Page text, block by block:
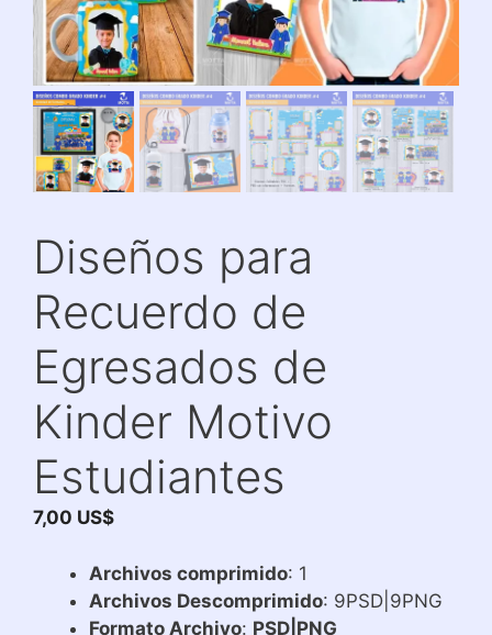
Diseños para
Recuerdo de
Egresados de
Kinder Motivo
Estudiantes
7,00 US$
Archivos comprimido: 1
Archivos Descomprimido: 9PSD|9PNG
Formato Archivo: PSD|PNG